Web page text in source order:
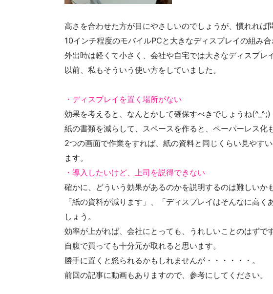
高さを合わせた方が目にやさしいのでしょうが、慣れれば
10インチ程度のモバイルPCと大きなディスプレイの組み合
外出時は軽くて小さく、会社や自宅では大きなディスプレ
以前、私もそういう使い方をしていました。
・ディスプレイを置く場所がない
効果を考えると、なんとかして確保すべきでしょうね(^_^;)
紙の書類を減らして、スペースを作ると、ペーパーレス化
2つの画面で作業をすれば、紙の資料と同じくらい見やす
ます。
・導入したいけど、上司を説得できない
確かに、どういう効果があるのかを説明するのは難しいか
「紙の資料が減ります」、「ディスプレイはそんなに高く
しょう。
効率が上がれば、会社にとっても、うれしいことのはずです
自腹で買っても十分元が取れると思います。
勝手に置くと怒られるかもしれませんが・・・・・・。
前回の記事に動画もありますので、参考にしてください。